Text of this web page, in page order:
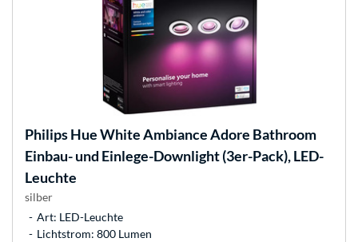
Philips HueWhite Ambiance Adore Bathroom
Einbau- und Einlege-Downlight (3er-Pack), LED-
Leuchte
silber
Art: LED-Leuchte
Lichtstrom: 800 Lumen